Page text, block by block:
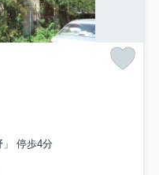
」 停歩4分